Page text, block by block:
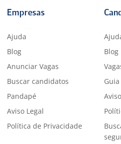
Empresas
Ajuda
Blog
Anunciar Vagas
Buscar candidatos
Pandapé
Aviso Legal
Política de Privacidade
Blog